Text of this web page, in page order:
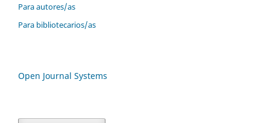
Para autores/as
Para bibliotecarios/as
Open Journal Systems